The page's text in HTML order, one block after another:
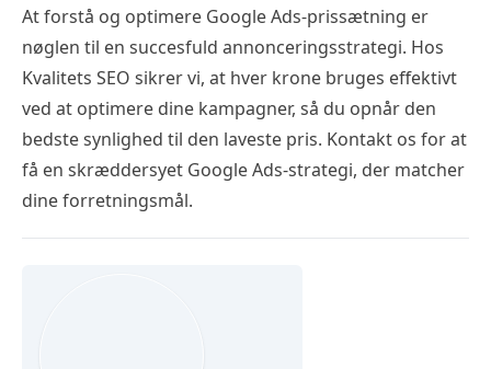
At forstå og optimere Google Ads-prissætning er
nøglen til en succesfuld annonceringsstrategi. Hos
Kvalitets SEO sikrer vi, at hver krone bruges effektivt
ved at optimere dine kampagner, så du opnår den
bedste synlighed til den laveste pris. Kontakt os for at
få en skræddersyet Google Ads-strategi, der matcher
dine forretningsmål.